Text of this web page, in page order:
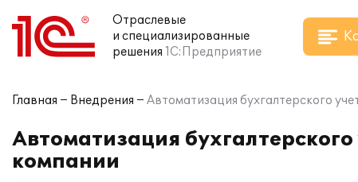
Отраслевые
и специализированные
решения 1С:Предприятие
Главная Внедрения Автоматизация бухгалтерского
Автоматизация
компании